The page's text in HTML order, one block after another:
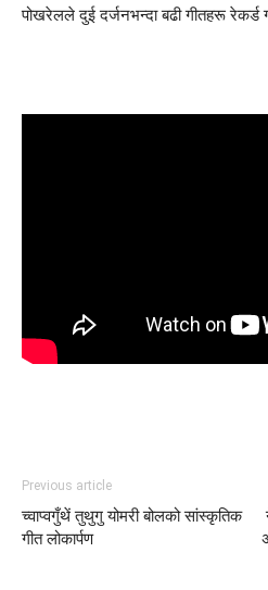
पोखरेलले दुई दर्जनभन्दा बढी गीतहरू
Previous article
च्वाप्वगुँथें तुथुगु योमरी बोलको सांस्कृतिक
गीत लोकार्पण